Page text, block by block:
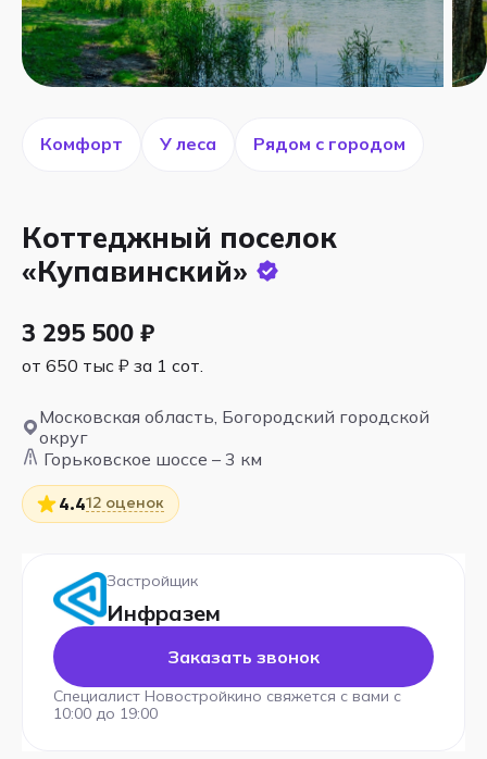
Коттеджный поселок
«Купавинский»
3 295 500 ₽
от 650 тыс ₽ за 1 сот.
Московская область, Богородский городской
округ
Горьковское шоссе – 3 км
4.412 оценок
Комфорт У леса Рядом с городом
Застройщик
Инфразем
Заказать звонок
Специалист Новостройкино свяжется с вами с
10:00 до 19:00